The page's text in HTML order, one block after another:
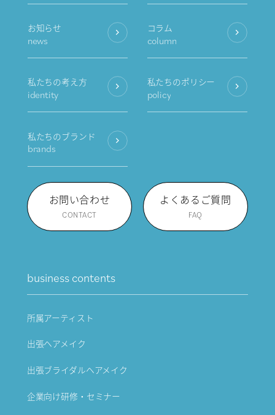
お知らせ
news
コラム
column
私たちの考え方
identity
私たちのポリシー
policy
私たちのブランド
brands
お問い合わせ
CONTACT
よくあるご質問
FAQ
business contents
所属アーティスト
出張ヘアメイク
出張ブライダルヘアメイク
企業向け研修・セミナー